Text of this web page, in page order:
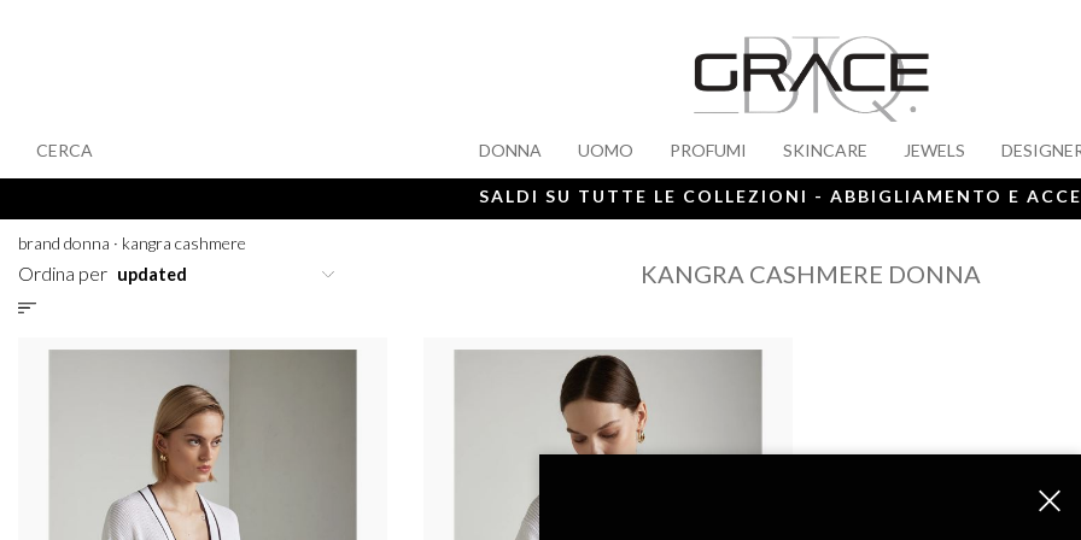
DONNA UOMO PROFUMI SKINCARE JEWELS
CERCA
SALDI SU TUTTE LE COLLEZIONI - ABBIGLIAMENTO E
brand donna · kangra cashmere
Ordina per KANGRA CASHMERE DONNA